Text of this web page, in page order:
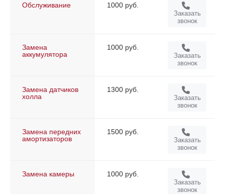
Обслуживание 1000 руб.
Заказать
звонок
Замена
аккумулятора
1000 руб.
Заказать
звонок
Замена датчиков
холла
1300 руб.
Заказать
звонок
Замена передних
амортизаторов
1500 руб.
Заказать
звонок
Замена камеры 1000 руб.
Заказать
звонок